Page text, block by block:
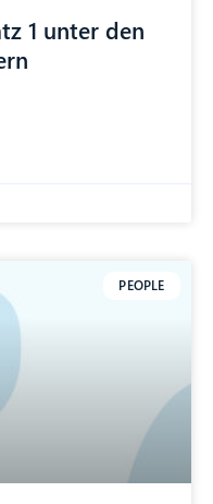
1 unter den
PEOPLE